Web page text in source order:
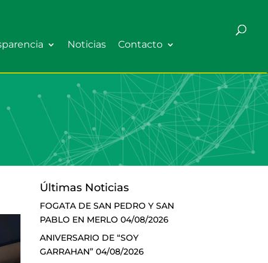
Noticias Contacto
Últimas Noticias
FOGATA DE SAN PEDRO Y SAN
PABLO EN MERLO 04/08/2026
ANIVERSARIO DE “SOY
GARRAHAN” 04/08/2026